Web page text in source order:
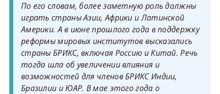
По его словам, более заметную роль должны
играть страны Азии, Африки и Латинской
Америки. А в июне прошлого года в поддержку
реформы мировых институтов высказались
страны БРИКС, включая Россию и Китай. Речь
тогда шла об увеличении влияния и
возможностей для членов БРИКС Индии,
Бразилии и ЮАР. В мае этого года о